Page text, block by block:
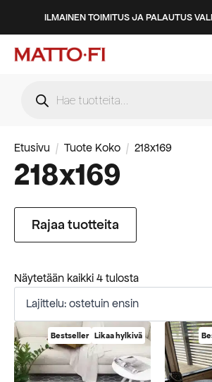
ILMAINEN TOIMITUS JA PALAUTUS
search
Etusivu Tuote Koko 218x169
218x169
Rajaa tuotteita
Näytetään kaikki 4 tulostaSuosituimmat
Bestseller Likaa hylkivä